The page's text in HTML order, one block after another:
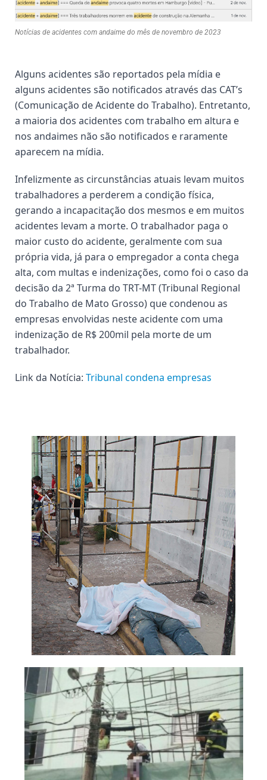
Notícias de acidentes com andaime do mês de novembro de 2023
Alguns acidentes são reportados pela mídia e
alguns acidentes são notificados através das CAT’s
(Comunicação de Acidente do Trabalho). Entretanto,
a maioria dos acidentes com trabalho em altura e
nos andaimes não são notificados e raramente
aparecem na mídia.
Infelizmente as circunstâncias atuais levam muitos
trabalhadores a perderem a condição física,
gerando a incapacitação dos mesmos e em muitos
acidentes levam a morte. O trabalhador paga o
maior custo do acidente, geralmente com sua
própria vida, já para o empregador a conta chega
alta, com multas e indenizações, como foi o caso da
decisão da 2ª Turma do TRT-MT (Tribunal Regional
do Trabalho de Mato Grosso) que condenou as
empresas envolvidas neste acidente com uma
indenização de R$ 200mil pela morte de um
trabalhador.
Link da Notícia: Tribunal condena empresas